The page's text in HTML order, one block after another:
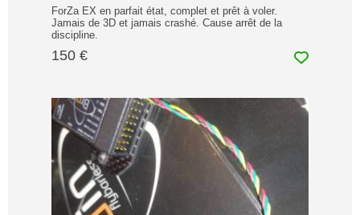
ForZa EX en parfait état, complet et prêt à voler.
Jamais de 3D et jamais crashé. Cause arrêt de la
discipline.
150 €